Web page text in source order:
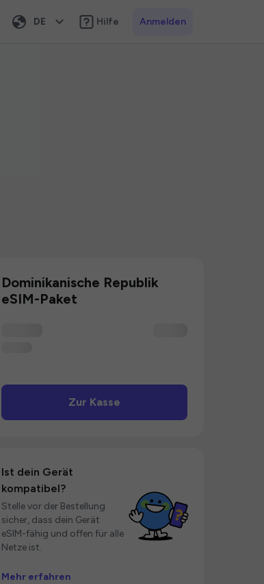
DE Hilfe Anmelden
Dominikanische Republik
eSIM-Paket
Zur Kasse
Ist dein Gerät
kompatibel?
Stelle vor der Bestellung
sicher, dass dein Gerät
eSIM-fähig und offen für alle
Netze ist.
Mehr erfahren